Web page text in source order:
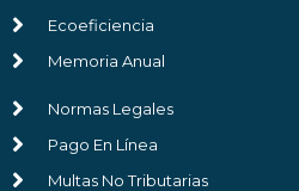
Ecoeficiencia
Memoria Anual
Normas Legales
Pago En Línea
Multas No Tributarias